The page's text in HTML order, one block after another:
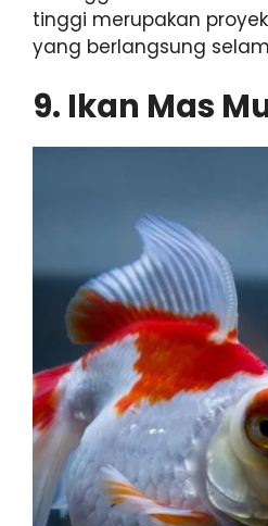
tinggi merupakan
yang berlangsung
9. Ikan Mas